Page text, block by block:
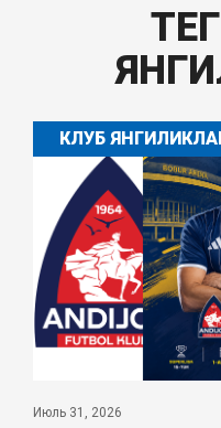
КЛУБ
Июль 31, 2026